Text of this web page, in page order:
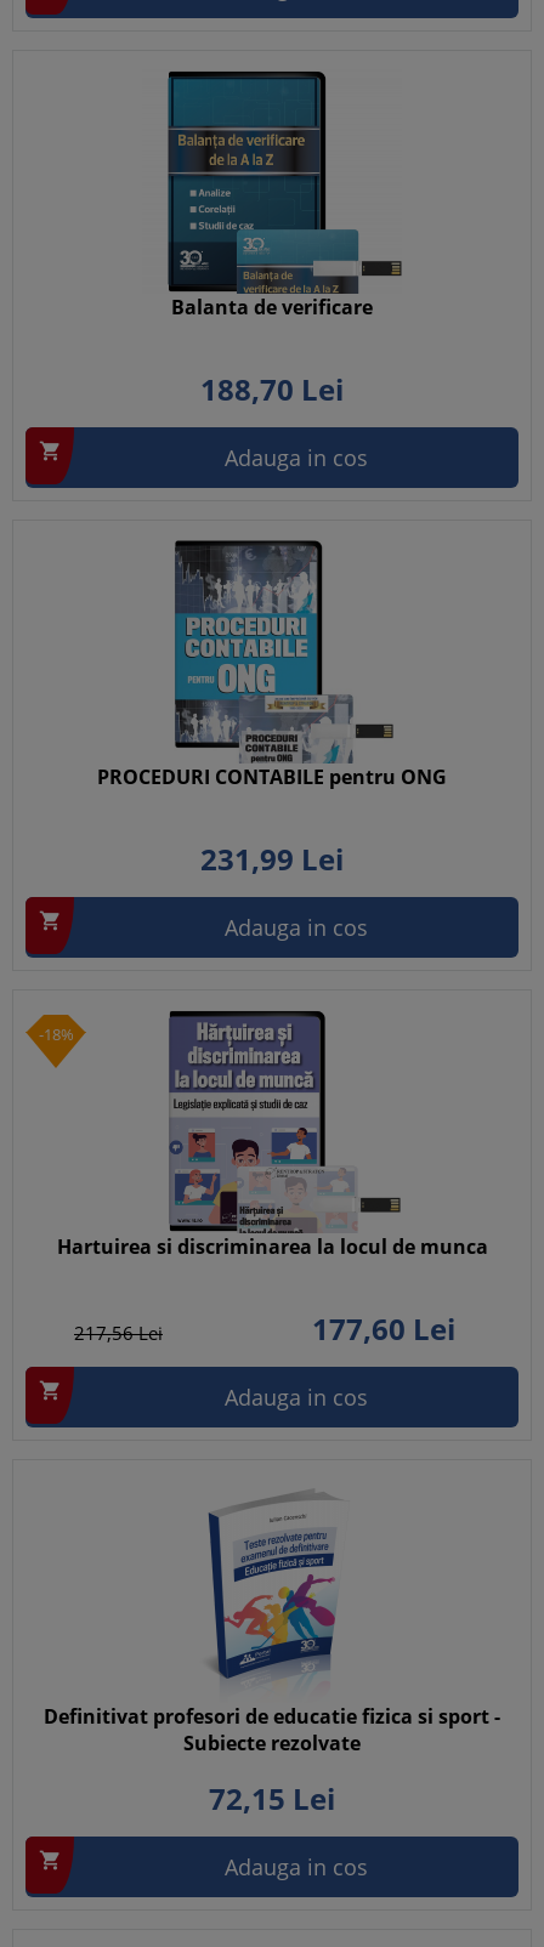
Balanta de verificare
188,70 Lei
 Adauga in cos
PROCEDURI CONTABILE pentru ONG
231,99 Lei
 Adauga in cos
-18%
Hartuirea si discriminarea la locul de munca
217,56Lei 177,60 Lei
 Adauga in cos
Definitivat profesori de educatie fizica si sport -
Subiecte rezolvate
72,15 Lei
 Adauga in cos